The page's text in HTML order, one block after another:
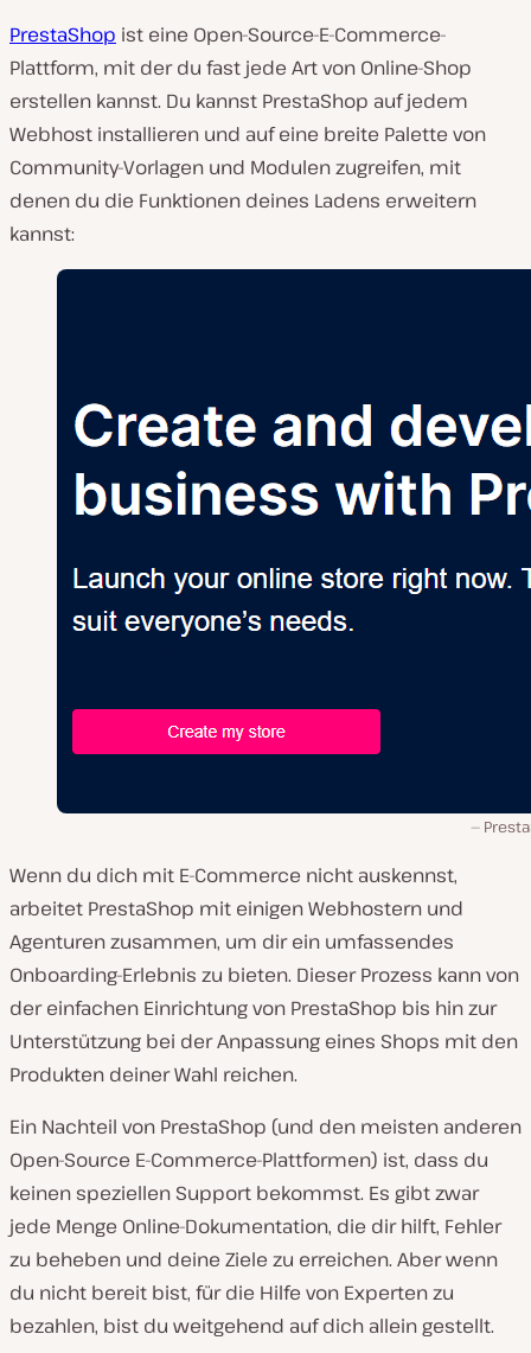
o
a
b
s
p
e
e
PrestaShop ist eine Open-Source-E-Commerce-
Plattform, mit der du fast jede Art von Online-Shop
erstellen kannst. Du kannst PrestaShop auf jedem
Webhost installieren und auf eine breite Palette von
Community-Vorlagen und Modulen zugreifen, mit
denen du die Funktionen deines Ladens erweitern
kannst:
Wenn du dich mit E-Commerce nicht auskennst,
arbeitet PrestaShop mit einigen Webhostern und
Agenturen zusammen, um dir ein umfassendes
Onboarding-Erlebnis zu bieten. Dieser Prozess kann von
der einfachen Einrichtung von PrestaShop bis hin zur
Unterstützung bei der Anpassung eines Shops mit den
Produkten deiner Wahl reichen.
Ein Nachteil von PrestaShop (und den meisten anderen
Open-Source E-Commerce-Plattformen) ist, dass du
keinen speziellen Support bekommst. Es gibt zwar
jede Menge Online-Dokumentation, die dir hilft, Fehler
zu beheben und deine Ziele zu erreichen. Aber wenn
du nicht bereit bist, für die Hilfe von Experten zu
bezahlen, bist du weitgehend auf dich allein gestellt.